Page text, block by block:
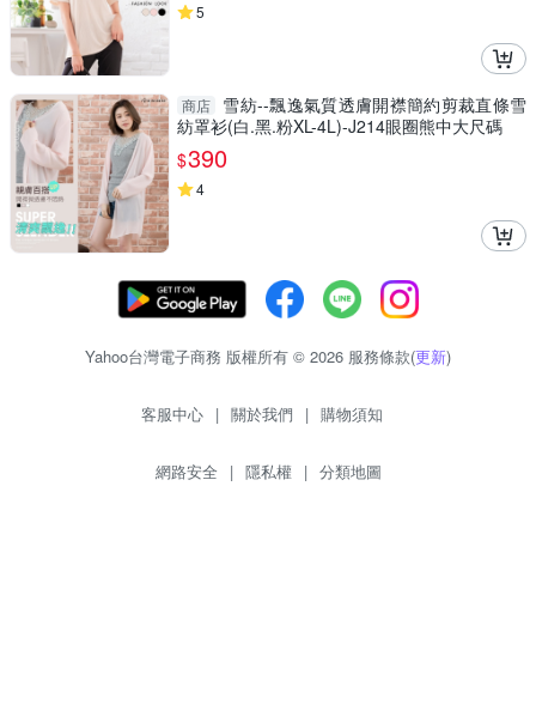
5
商店
雪紡--飄逸氣質透膚開襟簡約剪裁直條雪
紡罩衫(白.黑.粉XL-4L)-J214眼圈熊中大尺碼
$390
4
Yahoo台灣電子商務 版權所有 © 2026 服務條款(更新)
客服中心 | 關於我們 | 購物須知
網路安全 | 隱私權 | 分類地圖